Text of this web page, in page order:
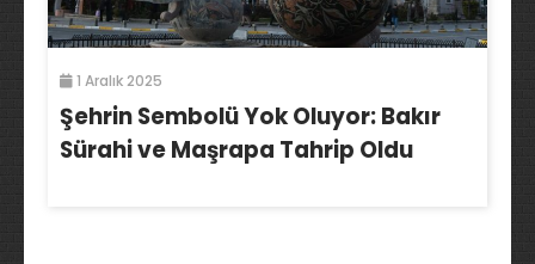
1 Aralık 2025
Şehrin Sembolü Yok Oluyor: Bakır
Sürahi ve Maşrapa Tahrip Oldu